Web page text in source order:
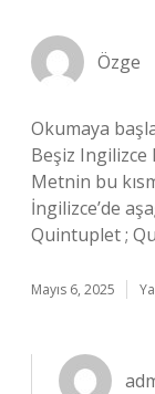
Özge
Okumaya
Beşiz Ingilizce
Metnin bu
İngilizce’de
Quintuplet ;
Mayıs 6, 2025